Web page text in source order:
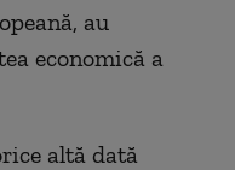
au
economică a
altă dată